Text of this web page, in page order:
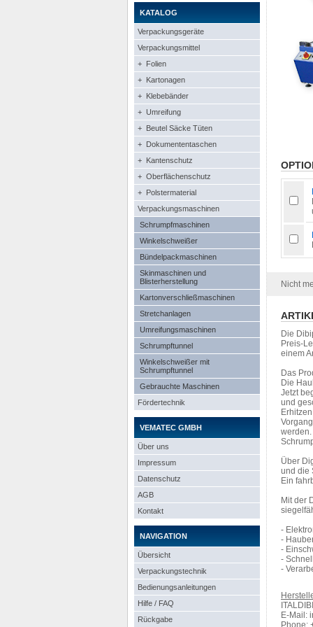
KATALOG
Verpackungsgeräte
Verpackungsmittel
+ Folien
+ Kartonagen
+ Klebebänder
+ Umreifung
+ Beutel Säcke Tüten
+ Dokumententaschen
+ Kantenschutz
+ Oberflächenschutz
+ Polstermaterial
Verpackungsmaschinen
Schrumpfmaschinen
Winkelschweißer
Bündelpackmaschinen
Skinmaschinen und
Blisterherstellung
Kartonverschließmaschinen
Stretchanlagen
Umreifungsmaschinen
Schrumpftunnel
Winkelschweißer mit
Schrumpftunnel
Gebrauchte Maschinen
Fördertechnik
VEMATEC GMBH
Über uns
Impressum
Datenschutz
AGB
Kontakt
NAVIGATION
Übersicht
Verpackungstechnik
Bedienungsanleitungen
Hilfe / FAQ
Rückgabe
Nicht
Die
Preis-
einem
Das
Die
Jetzt
und
Über
und die
Ein
Mit der
-
-
-
-
-
E-Mail:
Phone: